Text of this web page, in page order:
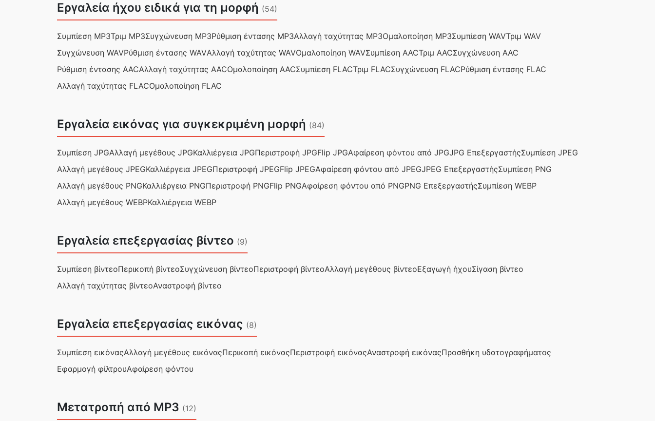
Εργαλεία ήχου ειδικά για τη μορφή (54)
Συμπίεση MP3Τριμ MP3Συγχώνευση MP3Ρύθμιση έντασης MP3Αλλαγή ταχύτητας MP3Ομαλοποίηση MP3Συμπίεση WAVΤριμ WAV
Συγχώνευση WAVΡύθμιση έντασης WAVΑλλαγή ταχύτητας WAVΟμαλοποίηση WAVΣυμπίεση AACΤριμ AACΣυγχώνευση AAC
Ρύθμιση έντασης AACΑλλαγή ταχύτητας AACΟμαλοποίηση AACΣυμπίεση FLACΤριμ FLACΣυγχώνευση FLACΡύθμιση έντασης FLAC
Αλλαγή ταχύτητας FLACΟμαλοποίηση FLAC
Εργαλεία εικόνας για συγκεκριμένη μορφή (84)
Συμπίεση JPGΑλλαγή μεγέθους JPGΚαλλιέργεια JPGΠεριστροφή JPGFlip JPGΑφαίρεση φόντου από JPGJPG ΕπεξεργαστήςΣυμπίεση JPEG
Αλλαγή μεγέθους JPEGΚαλλιέργεια JPEGΠεριστροφή JPEGFlip JPEGΑφαίρεση φόντου από JPEGJPEG ΕπεξεργαστήςΣυμπίεση PNG
Αλλαγή μεγέθους PNGΚαλλιέργεια PNGΠεριστροφή PNGFlip PNGΑφαίρεση φόντου από PNGPNG ΕπεξεργαστήςΣυμπίεση WEBP
Αλλαγή μεγέθους WEBPΚαλλιέργεια WEBP
Εργαλεία επεξεργασίας βίντεο (9)
Συμπίεση βίντεοΠερικοπή βίντεοΣυγχώνευση βίντεοΠεριστροφή βίντεοΑλλαγή μεγέθους βίντεοΕξαγωγή ήχουΣίγαση βίντεο
Αλλαγή ταχύτητας βίντεοΑναστροφή βίντεο
Εργαλεία επεξεργασίας εικόνας (8)
Συμπίεση εικόναςΑλλαγή μεγέθους εικόναςΠερικοπή εικόναςΠεριστροφή εικόναςΑναστροφή εικόναςΠροσθήκη υδατογραφήματος
Εφαρμογή φίλτρουΑφαίρεση φόντου
Μετατροπή από MP3 (12)